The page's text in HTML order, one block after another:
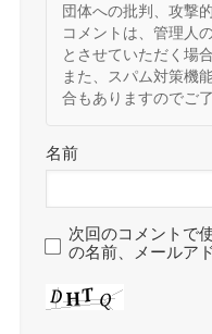
団体への批判、攻撃
コメントは、管理人
とさせていただく場
また、スパム対策機
合もありますのでご
名前
次回のコメントで
の名前、メールア